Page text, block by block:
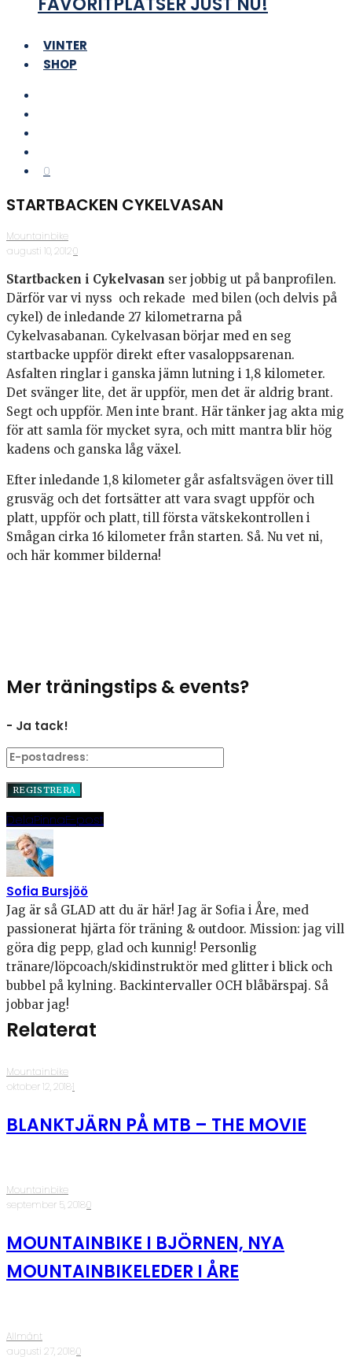
VINTER
SHOP
0
STARTBACKEN CYKELVASAN
Mountainbike
·augusti 10, 2012·0
Startbacken i Cykelvasan ser jobbig ut på banprofilen.
Därför var vi nyss och rekade med bilen (och delvis på
cykel) de inledande 27 kilometrarna på
Cykelvasabanan. Cykelvasan börjar med en seg
startbacke uppför direkt efter vasaloppsarenan.
Asfalten ringlar i ganska jämn lutning i 1,8 kilometer.
Det svänger lite, det är uppför, men det är aldrig brant.
Segt och uppför. Men inte brant. Här tänker jag akta mig
för att samla för mycket syra, och mitt mantra blir hög
kadens och ganska låg växel.
Efter inledande 1,8 kilometer går asfaltsvägen över till
grusväg och det fortsätter att vara svagt uppför och
platt, uppför och platt, till första vätskekontrollen i
Smågan cirka 16 kilometer från starten. Så. Nu vet ni,
och här kommer bilderna!
Mer träningstips & events?
- Ja tack!
DelaPinnaE-post
Sofia Bursjöö
Jag är så GLAD att du är här! Jag är Sofia i Åre, med
passionerat hjärta för träning & outdoor. Mission: jag vill
göra dig pepp, glad och kunnig! Personlig
tränare/löpcoach/skidinstruktör med glitter i blick och
bubbel på kylning. Backintervaller OCH blåbärspaj. Så
jobbar jag!
Relaterat
Mountainbike
·oktober 12, 2018·1
BLANKTJÄRN PÅ MTB – THE MOVIE
Mountainbike
·september 5, 2018·0
MOUNTAINBIKE I BJÖRNEN, NYA
MOUNTAINBIKELEDER I ÅRE
Allmänt
·augusti 27, 2018·0